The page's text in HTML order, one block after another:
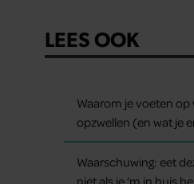
LEES OOK
Waarom je voeten op
opzwellen (en wat je
Waarschuwing: eet
niet als je ‘m in huis